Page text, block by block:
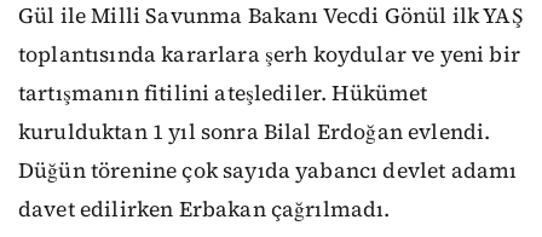
Gül ile Milli Savunma Bakanı Vecdi Gönül ilk YAŞ
toplantısında kararlara şerh koydular ve yeni bir
tartışmanın fitilini ateşlediler. Hükümet
kurulduktan 1 yıl sonra Bilal Erdoğan evlendi.
Düğün törenine çok sayıda yabancı devlet adamı
davet edilirken Erbakan çağrılmadı.